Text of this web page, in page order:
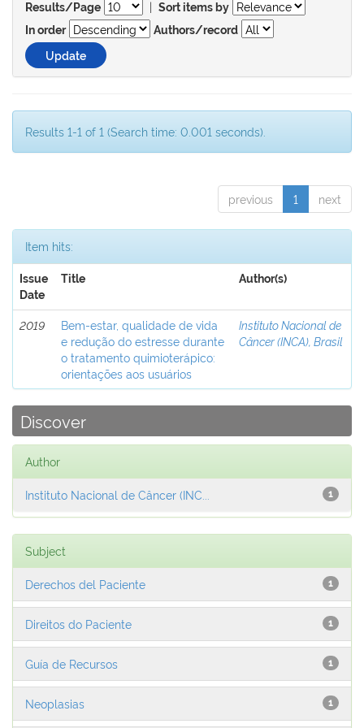
Results/Page | Sort items by
In order
Authors/record
Results 1-1 of 1 (Search time: 0.001 seconds).
previous 1 next
Item hits:
Issue
Date
Title Author(s)
2019
Bem-estar, qualidade de vida
e redução do estresse durante
o tratamento quimioterápico:
orientações aos usuários
Instituto Nacional de
Câncer (INCA), Brasil
Discover
Author
1
Instituto Nacional de Câncer (INC...
Subject
1
Derechos del Paciente
1
Direitos do Paciente
1
Guía de Recursos
1
Neoplasias